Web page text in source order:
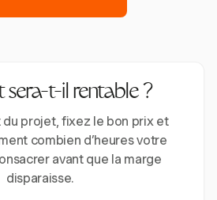
sera-t-il rentable ?
du projet, fixez le bon prix et
combien d’heures votre
avant que la marge
disparaisse.